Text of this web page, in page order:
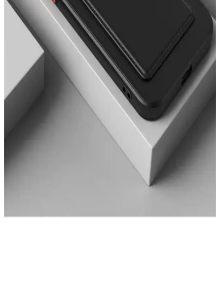
İki popüler Fibaks iPhone 11 kılıfını karşılaştırıyoruz: mat yüzeyli ve
desenli modellerin özellikleri, kullanıcı yorumları ve kullanım
kolaylığı hakkında detaylar burada.
iPhone 14 Pro Max için en iyi silikon kılıf
karşılaştırması ve özellikleri
iPhone 14 Pro Max için Ayıcık ve Kediler tasarımlı silikon kılıfların
özellikleri, kullanıcı yorumları ve karşılaştırmasıyla en iyi seçimi
yapın.
iPhone 13 için en iyi aksesuarlar: Kamera koruyucu
ve şık kılıf karşılaştırması
Bu makalede, iPhone 13 için tasarlanmış EVAX taşlı lens koruyucu
ve Go Aksesuar kalp desenli kılıfı karşılaştırıyoruz. Hangi ürün
ihtiyaçlarınıza daha uygun? Koruma ve tasarım açısından detaylar
Fibaks Samsung Galaxy Tab A8 10.5 için en iyi kılıf
Fibaks Galaxy Tab A8 10.5 modeli için silikon ve kapaklı kılıf